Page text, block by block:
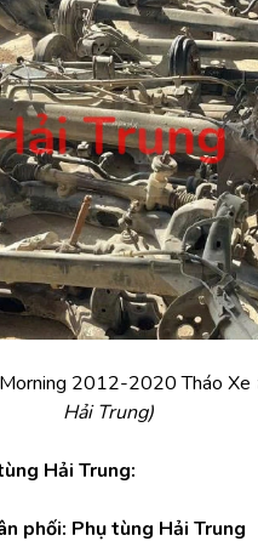
2012-2020 Tháo Xe
Hải Trung)
Hải Trung:
phối: Phụ tùng Hải Trung